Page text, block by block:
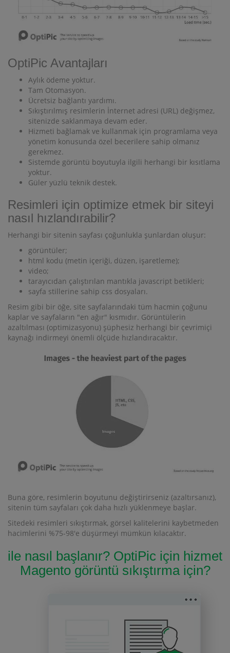
OptiPic Avantajları
Aylık ödeme yoktur.
Tam Otomasyon.
Ücretsiz bağlantı yardımı.
Sıkıştırılmış resimlerin İnternet adresi (URL) değişmez,
sitenizde saklanmaya devam eder.
Hizmeti bağlamak ve kullanmak için programlama veya
yönetim konusunda özel becerilere sahip olmanız
gerekmez.
Sistemde görüntü boyutuyla ilgili herhangi bir kısıtlama
yoktur.
Güler yüzlü teknik destek.
Resimleri için optimize etmek bir siteyi
nasıl hızlandırabilir?
Herhangi bir sitenin sayfası çoğunlukla şunlardan oluşur:
görüntüler;
html kodu (metin içeriği, düzen, işaretleme);
video;
tarayıcıdan çalıştırılan mantıkla javascript betikleri;
sayfa stillerine sahip css dosyaları.
Resim gibi bir öğe, site sayfalarındaki tüm hacmin çoğunu
kaplar ve sayfaların "en ağır" kısmıdır. Görüntülerin
azaltılması (optimizasyonu) şüphesiz herhangi bir çevrimiçi
kaynağı indirmeyi önemli ölçüde hızlandıracaktır.
Buna göre, resimlerin boyutunu değiştirirseniz (azaltırsanız),
sitenin tüm sayfaları çok daha hızlı yüklenmeye başlar.
Sitedeki resimleri sıkıştırmak, görsel kalitelerini kaybetmeden
hacimlerini %75-98'e düşürmeyi mümkün kılacaktır.
ile nasıl başlanır? OptiPic için hizmet
Magento görüntü sıkıştırma için?